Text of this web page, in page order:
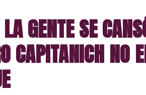
GENTE SE
CAPITANICH NO